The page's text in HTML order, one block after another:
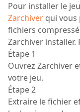
Pour installer le
Zarchiver qui
fichiers
Zarchiver installer.
Étape 1
Ouvrez Zarchiver
votre jeu.
Étape 2
Extraire le fichier